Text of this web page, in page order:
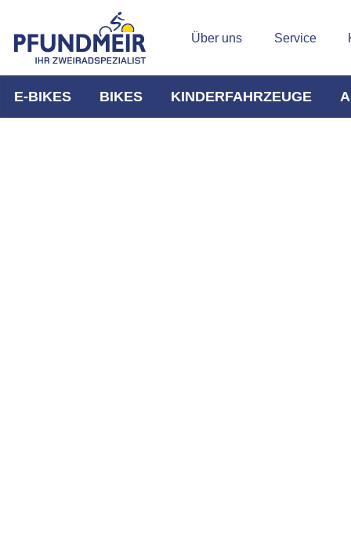
Über uns Service
E-BIKES BIKES KINDERFAHRZEUGE